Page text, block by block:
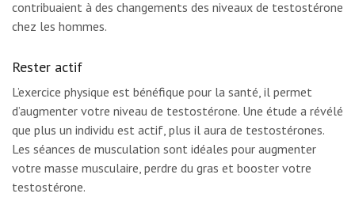
contribuaient à des changements des niveaux de testostérone
chez les hommes.
Rester actif
L’exercice physique est bénéfique pour la santé, il permet
d’augmenter votre niveau de testostérone. Une étude a révélé
que plus un individu est actif, plus il aura de testostérones.
Les séances de musculation sont idéales pour augmenter
votre masse musculaire, perdre du gras et booster votre
testostérone.